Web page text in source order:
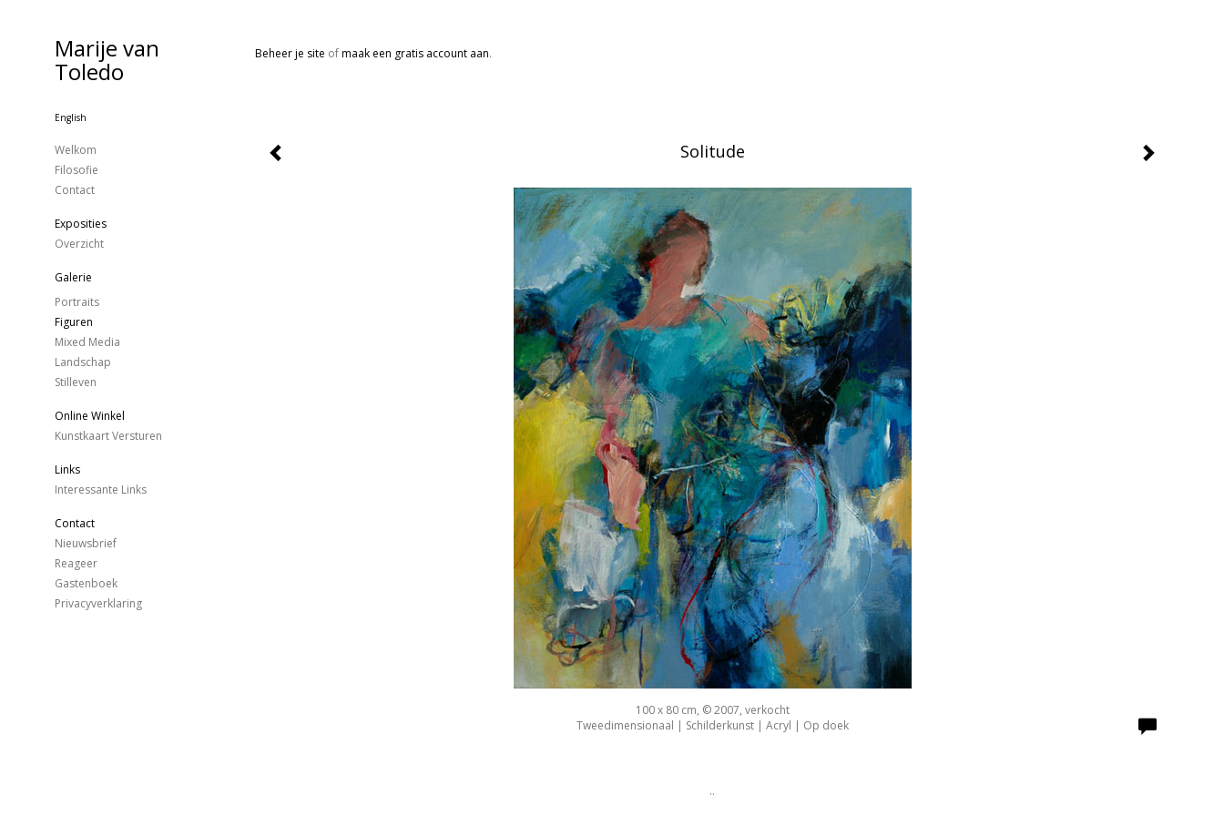
Beheer je site ofmaak een gratis account aan.
Solitude
100 x 80 cm, © 2007, verkocht
Tweedimensionaal | Schilderkunst | Acryl | Op doek
..
Marije van
Toledo
English
Welkom
Filosofie
Contact
Exposities
Overzicht
Galerie
Portraits
Figuren
Mixed Media
Landschap
Stilleven
Online Winkel
Kunstkaart Versturen
Links
Interessante Links
Contact
Nieuwsbrief
Reageer
Gastenboek
Privacyverklaring